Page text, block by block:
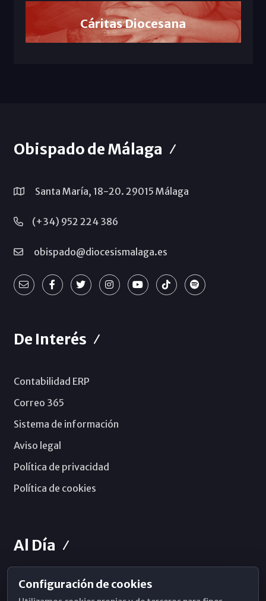
Cáritas Diocesana
Obispado de Málaga
Santa María, 18-20. 29015 Málaga
(+34) 952 224 386
obispado@diocesismalaga.es
De Interés
Contabilidad ERP
Correo 365
Sistema de información
Aviso legal
Política de privacidad
Política de cookies
Al Día
Horarios de Misa
Configuración de cookies